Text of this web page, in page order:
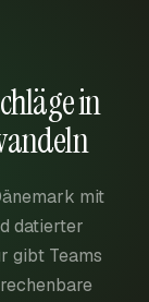
in
mit
datierter
gibt Teams